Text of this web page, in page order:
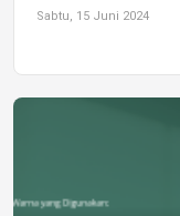
Sabtu, 15 Juni 2024